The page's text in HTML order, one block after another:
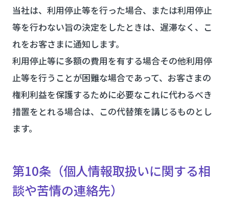
当社は、利用停止等を行った場合、または利用停止
等を行わない旨の決定をしたときは、遅滞なく、こ
れをお客さまに通知します。
利用停止等に多額の費用を有する場合その他利用停
止等を行うことが困難な場合であって、お客さまの
権利利益を保護するために必要なこれに代わるべき
措置をとれる場合は、この代替策を講じるものとし
ます。
第10条（個人情報取扱いに関する相
談や苦情の連絡先）